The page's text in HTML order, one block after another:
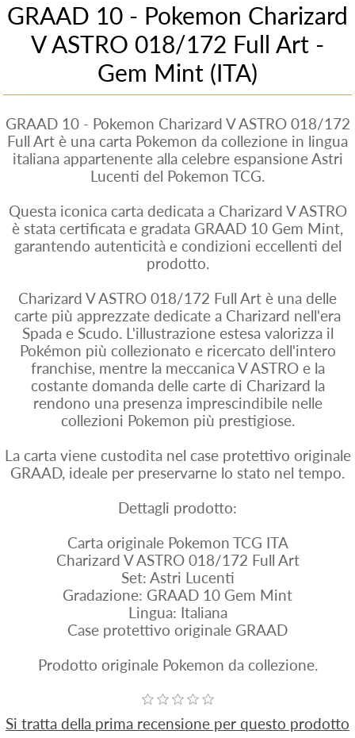
GRAAD 10 - Pokemon Charizard
V ASTRO 018/172 Full Art -
Gem Mint (ITA)
GRAAD 10 - Pokemon Charizard V ASTRO 018/172
Full Art è una carta Pokemon da collezione in lingua
italiana appartenente alla celebre espansione Astri
Lucenti del Pokemon TCG.
Questa iconica carta dedicata a Charizard V ASTRO
è stata certificata e gradata GRAAD 10 Gem Mint,
garantendo autenticità e condizioni eccellenti del
prodotto.
Charizard V ASTRO 018/172 Full Art è una delle
carte più apprezzate dedicate a Charizard nell'era
Spada e Scudo. L'illustrazione estesa valorizza il
Pokémon più collezionato e ricercato dell'intero
franchise, mentre la meccanica V ASTRO e la
costante domanda delle carte di Charizard la
rendono una presenza imprescindibile nelle
collezioni Pokemon più prestigiose.
La carta viene custodita nel case protettivo originale
GRAAD, ideale per preservarne lo stato nel tempo.
Dettagli prodotto:
Carta originale Pokemon TCG ITA
Charizard V ASTRO 018/172 Full Art
Set: Astri Lucenti
Gradazione: GRAAD 10 Gem Mint
Lingua: Italiana
Case protettivo originale GRAAD
Prodotto originale Pokemon da collezione.
Si tratta della prima recensione per questo prodotto